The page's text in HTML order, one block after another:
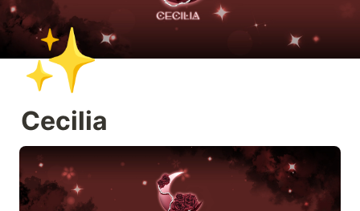
✨
Cecilia